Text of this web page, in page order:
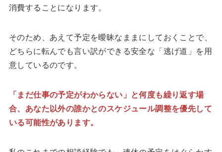
消費することになります。
そのため、あえて予定を曖昧なままにしておくことで、
どちらに転んでも言い訳ができる安全な「逃げ道」を用
意しているのです。
「まだ仕事の予定がわからない」と何度も繰り返す場
合、あなた以外の誰かとのスケジュール調整を優先して
いる可能性があります。